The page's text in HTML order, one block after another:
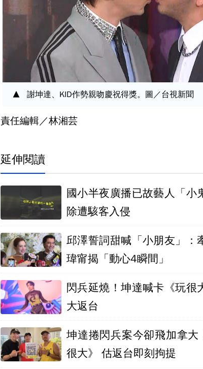
謝坤達、KID作勢親吻慶祝得獎。圖／台視新聞
責任編輯／林湘芸
延伸閱讀
國小半夜廣播已故藝人「小
除遭駭客入侵
邱澤誓詞甜喊「小朋友」：
瑋甯揭「動心4瞬間」
閃兵延燒！坤達喊卡《玩很
大返台
坤達捲閃兵案今卻飛加拿
很大》 估返台即刻拘提